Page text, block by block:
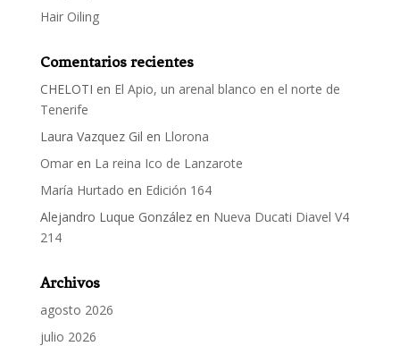
Hair Oiling
Comentarios recientes
CHELOTI en El Apio, un arenal blanco en el norte de
Tenerife
Laura Vazquez Gil en Llorona
Omaren La reina Ico de Lanzarote
María Hurtado en Edición 164
Alejandro Luque Gonzálezen Nueva Ducati Diavel V4
214
Archivos
agosto 2026
julio 2026